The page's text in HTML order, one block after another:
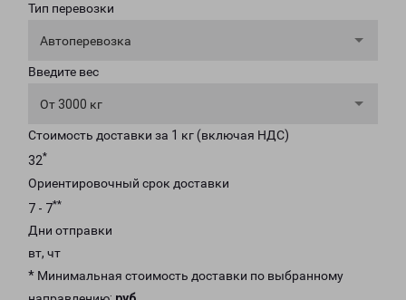
Тип перевозки
Автоперевозка
Введите вес
От 3000 кг
Стоимость доставки за 1 кг (включая НДС)
32*
Ориентировочный срок доставки
7 - 7**
Дни отправки
вт, чт
* Минимальная стоимость доставки по выбранному